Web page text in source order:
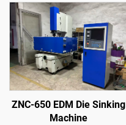
ZNC-650 EDM Die Sinking
Machine